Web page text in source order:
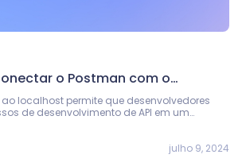
o Postman com o
localhost permite que desenvolvedores
de desenvolvimento de API em um
julho 9, 2024